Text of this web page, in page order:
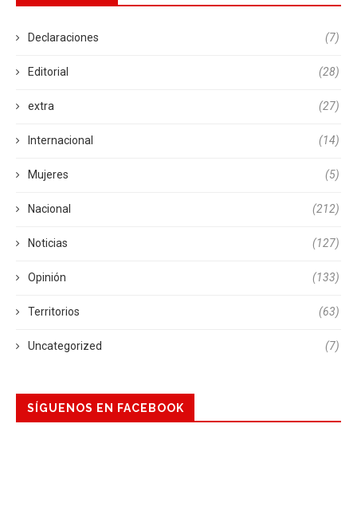
Declaraciones (7)
Editorial (28)
extra (27)
Internacional (14)
Mujeres (5)
Nacional (212)
Noticias (127)
Opinión (133)
Territorios (63)
Uncategorized (7)
SÍGUENOS EN FACEBOOK